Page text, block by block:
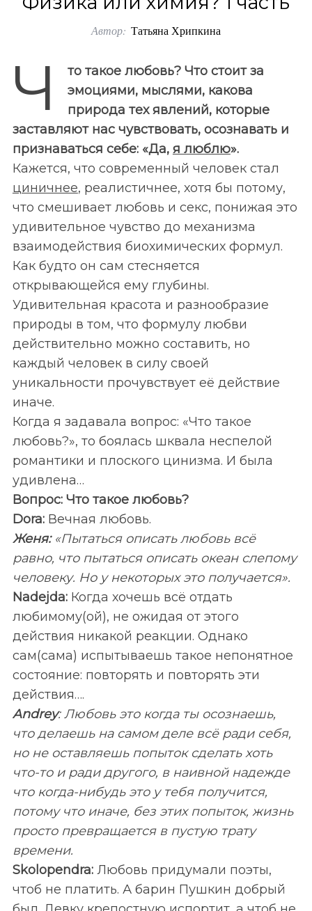
Автор: Татьяна Хрипкина
Ч
то такое любовь? Что стоит за
эмоциями, мыслями, какова
природа тех явлений, которые
заставляют нас чувствовать, осознавать и
признаваться себе: «Да, я люблю».
Кажется, что современный человек стал
циничнее, реалистичнее, хотя бы потому,
что смешивает любовь и секс, понижая это
удивительное чувство до механизма
взаимодействия биохимических формул.
Как будто он сам стесняется
открывающейся ему глубины.
Удивительная красота и разнообразие
природы в том, что формулу любви
действительно можно составить, но
каждый человек в силу своей
уникальности прочувствует её действие
иначе.
Когда я задавала вопрос: «Что такое
любовь?», то боялась шквала неспелой
романтики и плоского цинизма. И была
удивлена…
Вопрос: Что такое любовь?
Dora: Вечная любовь.
Женя:«Пытаться описать любовь всё
равно, что пытаться описать океан слепому
человеку. Но у некоторых это получается».
Nadejda:Когда хочешь всё отдать
любимому(ой), не ожидая от этого
действия никакой реакции. Однако
сам(сама) испытываешь такое непонятное
состояние: повторять и повторять эти
действия….
Andrey: Любовь это когда ты осознаешь,
что делаешь на самом деле всё ради себя,
но не оставляешь попыток сделать хоть
что-то и ради другого, в наивной надежде
что когда-нибудь это у тебя получится,
потому что иначе, без этих попыток, жизнь
просто превращается в пустую трату
времени.
Skolopendra: Любовь придумали поэты,
чтоб не платить. А барин Пушкин добрый